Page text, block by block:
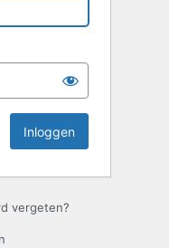
vergeten?